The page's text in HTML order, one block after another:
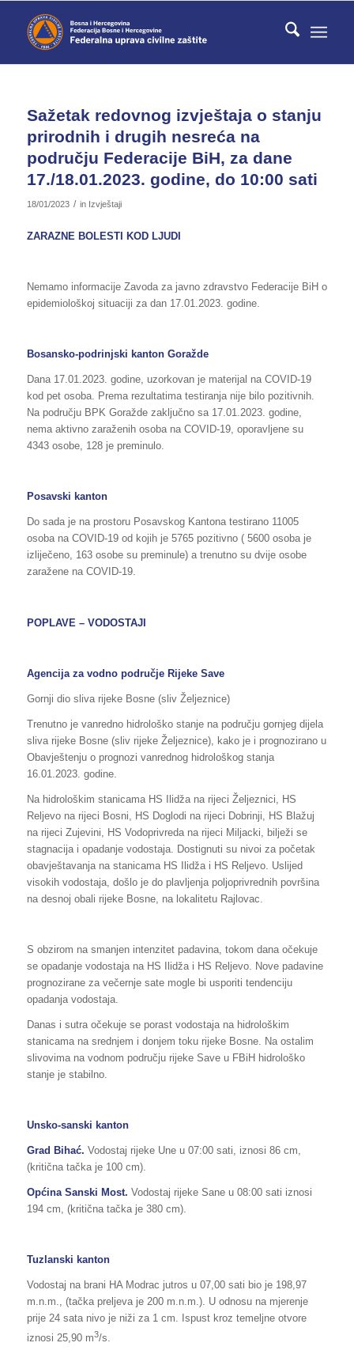
Sažetak redovnog izvještaja o stanju
prirodnih i drugih nesreća na
području Federacije BiH, za dane
17./18.01.2023. godine, do 10:00 sati
18/01/2023 / in Izvještaji
ZARAZNE BOLESTI KOD LJUDI
Nemamo informacije Zavoda za javno zdravstvo Federacije BiH o
epidemiološkoj situaciji za dan 17.01.2023. godine.
Bosansko-podrinjski kanton Goražde
Dana 17.01.2023. godine, uzorkovan je materijal na COVID-19
kod pet osoba. Prema rezultatima testiranja nije bilo pozitivnih.
Na području BPK Goražde zaključno sa 17.01.2023. godine,
nema aktivno zaraženih osoba na COVID-19, oporavljene su
4343 osobe, 128 je preminulo.
Posavski kanton
Do sada je na prostoru Posavskog Kantona testirano 11005
osoba na COVID-19 od kojih je 5765 pozitivno ( 5600 osoba je
izliječeno, 163 osobe su preminule) a trenutno su dvije osobe
zaražene na COVID-19.
POPLAVE – VODOSTAJI
Agencija za vodno područje Rijeke Save
Gornji dio sliva rijeke Bosne (sliv Željeznice)
Trenutno je vanredno hidrološko stanje na području gornjeg dijela
sliva rijeke Bosne (sliv rijeke Željeznice), kako je i prognozirano u
Obavještenju o prognozi vanrednog hidrološkog stanja
16.01.2023. godine.
Na hidrološkim stanicama HS Ilidža na rijeci Željeznici, HS
Reljevo na rijeci Bosni, HS Doglodi na rijeci Dobrinji, HS Blažuj
na rijeci Zujevini, HS Vodoprivreda na rijeci Miljacki, bilježi se
stagnacija i opadanje vodostaja. Dostignuti su nivoi za početak
obavještavanja na stanicama HS Ilidža i HS Reljevo. Uslijed
visokih vodostaja, došlo je do plavljenja poljoprivrednih površina
na desnoj obali rijeke Bosne, na lokalitetu Rajlovac.
S obzirom na smanjen intenzitet padavina, tokom dana očekuje
se opadanje vodostaja na HS Ilidža i HS Reljevo. Nove padavine
prognozirane za večernje sate mogle bi usporiti tendenciju
opadanja vodostaja.
Danas i sutra očekuje se porast vodostaja na hidrološkim
stanicama na srednjem i donjem toku rijeke Bosne. Na ostalim
slivovima na vodnom području rijeke Save u FBiH hidrološko
stanje je stabilno.
Unsko-sanski kanton
Grad Bihać. Vodostaj rijeke Une u 07:00 sati, iznosi 86 cm,
(kritična tačka je 100 cm).
Općina Sanski Most. Vodostaj rijeke Sane u 08:00 sati iznosi
194 cm, (kritična tačka je 380 cm).
Tuzlanski kanton
Vodostaj na brani HA Modrac jutros u 07,00 sati bio je 198,97
m.n.m., (tačka preljeva je 200 m.n.m.). U odnosu na mjerenje
prije 24 sata nivo je niži za 1 cm. Ispust kroz temeljne otvore
iznosi 25,90 m3/s.